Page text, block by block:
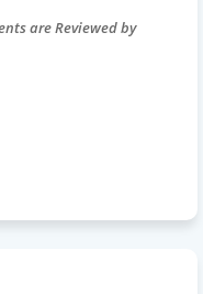
are Reviewed by